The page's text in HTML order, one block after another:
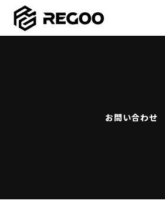
お問い合わせ